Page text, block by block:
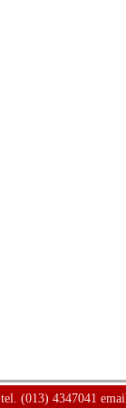
tel. (013) 4347041